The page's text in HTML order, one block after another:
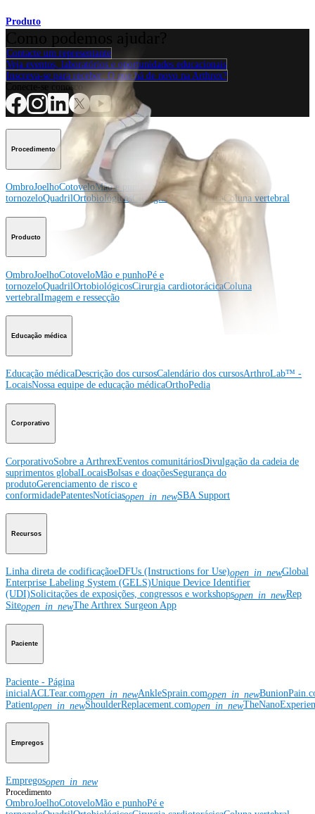
Produto
Contacte um representante
Veja eventos, laboratórios e oportunidades educacionais
Inscreva-se para receber: O que há de novo na Arthrex?
Conecte-se conosco
Procedimento
OmbroJoelhoCotoveloMão e punho
Pé e
tornozeloQuadrilOrtobiológicosCirurgia cardiotorácicaColuna vertebral
Producto
OmbroJoelhoCotoveloMão e punhoPé e
tornozeloQuadrilOrtobiológicosCirurgia cardiotorácicaColuna
vertebralImagem e ressecção
Educação médica
Educação médicaDescrição dos cursosCalendário dos cursosArthroLab™ -
LocaisNossa equipe de educação médicaOrthoPedia
Corporativo
CorporativoSobre a ArthrexEventos comunitáriosDivulgação da cadeia de
suprimentos globalLocaisBolsas e doaçõesSegurança do
produtoGerenciamento de risco e
conformidadePatentesNotíciasopen_in_newSBA Support
Recursos
Linha direta de codificaçãoeDFUs (Instructions for Use)open_in_newGlobal
Enterprise Labeling System (GELS)Unique Device Identifier
(UDI)Solicitações de exposições, congressos e workshopsopen_in_newRep
Siteopen_in_newThe Arthrex Surgeon App
Paciente
Paciente - Página
inicialACLTear.comopen_in_newAnkleSprain.comopen_in_new
Patientopen_in_newShoulderReplacement.comopen_in_new
Empregos
Empregosopen_in_new
Procedimento
OmbroJoelhoCotoveloMão e punhoPé e